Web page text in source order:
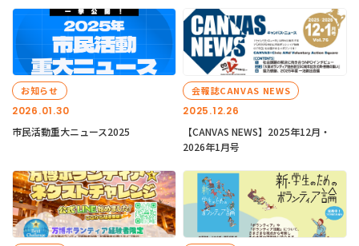
2026.01.30
お知らせ
市民活動重大ニュース2025
2025.12.26
会報誌CANVAS NEWS
【CANVAS NEWS】2025年12月・
2026年1月号